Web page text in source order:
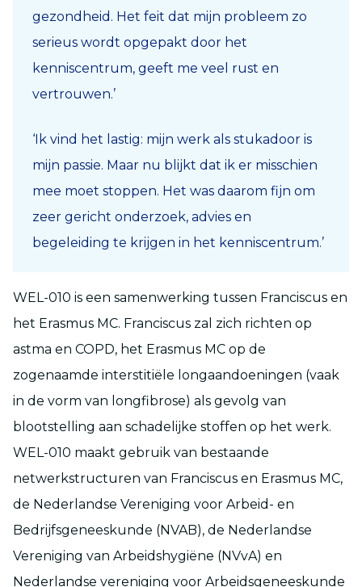
gezondheid. Het feit dat mijn probleem zo
serieus wordt opgepakt door het
kenniscentrum, geeft me veel rust en
vertrouwen.’
‘Ik vind het lastig: mijn werk als stukadoor is
mijn passie. Maar nu blijkt dat ik er misschien
mee moet stoppen. Het was daarom fijn om
zeer gericht onderzoek, advies en
begeleiding te krijgen in het kenniscentrum.’
WEL-010 is een samenwerking tussen Franciscus en
het Erasmus MC. Franciscus zal zich richten op
astma en COPD, het Erasmus MC op de
zogenaamde interstitiële longaandoeningen (vaak
in de vorm van longfibrose) als gevolg van
blootstelling aan schadelijke stoffen op het werk.
WEL-010 maakt gebruik van bestaande
netwerkstructuren van Franciscus en Erasmus MC,
de Nederlandse Vereniging voor Arbeid- en
Bedrijfsgeneeskunde (NVAB), de Nederlandse
Vereniging van Arbeidshygiëne (NVvA) en
Nederlandse vereniging voor Arbeidsgeneeskunde